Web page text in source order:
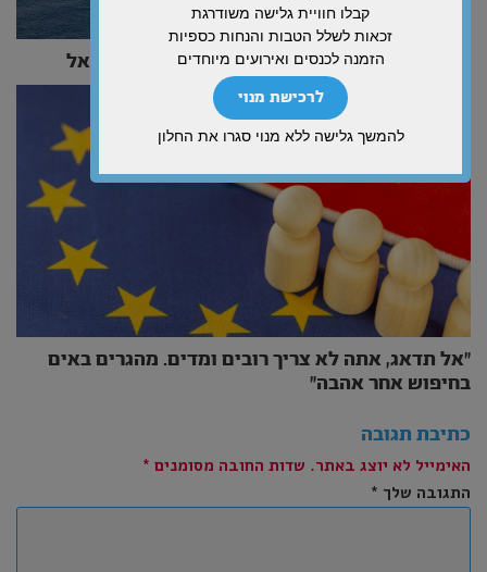
הים אינו גבול – הוא העומק האסטרטגי של ישראל
״אל תדאג, אתה לא צריך רובים ומדים. מהגרים באים
בחיפוש אחר אהבה״
כתיבת תגובה
האימייל לא יוצג באתר. שדות החובה מסומנים *
התגובה שלך *
קבלו חוויית גלישה משודרגת
זכאות לשלל הטבות והנחות כספיות
הזמנה לכנסים ואירועים מיוחדים
לרכישת מנוי
להמשך גלישה ללא מנוי סגרו את החלון